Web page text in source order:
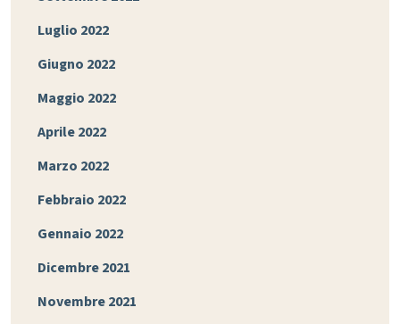
Luglio 2022
Giugno 2022
Maggio 2022
Aprile 2022
Marzo 2022
Febbraio 2022
Gennaio 2022
Dicembre 2021
Novembre 2021